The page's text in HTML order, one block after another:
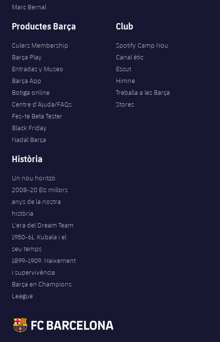
Marc Bernal
Productes Barça
Culers Membership
Barça Play
Entradas y Museo
Barça App
Botiga online
Centre d’Ajuda/FAQs
Fes-te Beta Tester
Black Friday
Nadal Barça
Club
Spotify Camp Nou
Canal ètic
Escut
Himne
Treballa a les Barça
Stores
Història
Un nou horitzó
2008-20 Els millors
anys de la nostra
història
L'era del Dream Team
1950-61. Kubala i el
seu temps
1899-1909. Naixement
i supervivència
Barça en Champions
League